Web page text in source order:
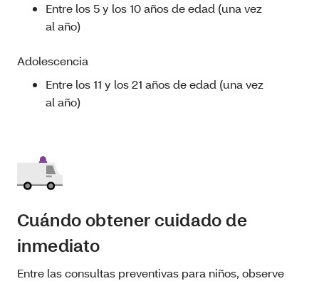
Entre los 5 y los 10 años de edad (una vez
al año)
Adolescencia
Entre los 11 y los 21 años de edad (una vez
al año)
Cuándo obtener cuidado de
inmediato
Entre las consultas preventivas para niños, observe